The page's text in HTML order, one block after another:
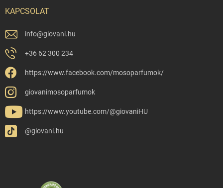
KAPCSOLAT
info@giovani.hu
+36 62 300 234
https://www.facebook.com/mosoparfumok/
giovanimosoparfumok
https://www.youtube.com/@giovaniHU
@giovani.hu